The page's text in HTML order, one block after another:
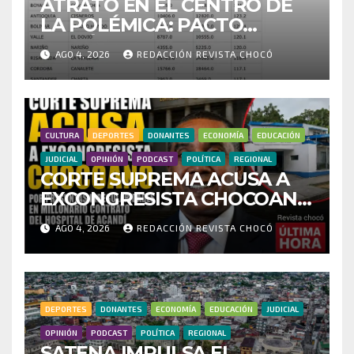
ATRATO EN EL CENTRO DE
LA POLÉMICA: PACTO
HISTÓRICO CUESTIONA
CENSO ELECTORAL Y PIDE
INVESTIGAR PRESUNTO
FRAUDE
AGO 4, 2026 REDACCIÓN REVISTA CHOCÓ
CULTURA DEPORTES DONANTES ECONOMÍA EDUCACIÓN
JUDICIAL OPINIÓN PODCAST POLÍTICA REGIONAL
CORTE SUPREMA ACUSA A
EXCONGRESISTA CHOCOANO
POR PRESUNTAS
IRREGULARIDADES EN
MILLONARIO CONTRATO
DEL HOSPITAL DE ACANDÍ
AGO 4, 2026 REDACCIÓN REVISTA CHOCÓ
DEPORTES DONANTES ECONOMÍA EDUCACIÓN JUDICIAL
OPINIÓN PODCAST POLÍTICA REGIONAL